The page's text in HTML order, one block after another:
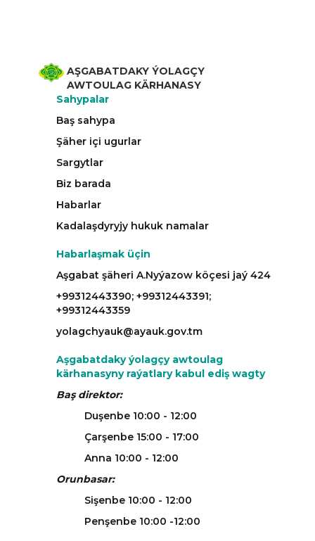
AŞGABATDAKY ÝOLAGÇY
AWTOULAG KÄRHANASY
Sahypalar
Baş sahypa
Şäher içi ugurlar
Sargytlar
Biz barada
Habarlar
Kadalaşdyryjy hukuk namalar
Habarlaşmak üçin
Aşgabat şäheri A.Nyýazow köçesi jaý 424
+99312443390; +99312443391;
+99312443359
yolagchyauk@ayauk.gov.tm
Aşgabatdaky ýolagçy awtoulag
kärhanasyny raýatlary kabul ediş wagty
Baş direktor:
Duşenbe 10:00 - 12:00
Çarşenbe 15:00 - 17:00
Anna 10:00 - 12:00
Orunbasar:
Sişenbe 10:00 - 12:00
Penşenbe 10:00 -12:00